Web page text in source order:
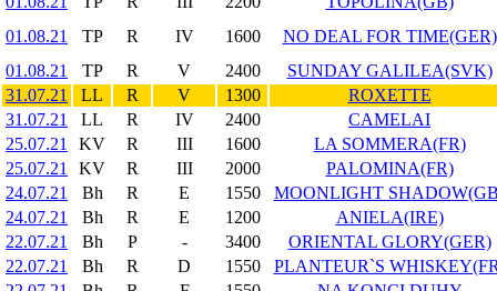
01.08.21
TP R IV 1600
NO DEAL FOR TIME(GER)
01.08.21
TP R V 2400
SUNDAY GALILEA(SVK)
31.07.21
LL R V 1300
ROXETTE
31.07.21
LL R IV 2400
CAMELAI
25.07.21
KV R III 1600
LA SOMMERA(FR)
25.07.21
KV R III 2000
PALOMINA(FR)
24.07.21
Bh R E 1550
MOONLIGHT
24.07.21
Bh R E 1200
ANIELA(IRE)
22.07.21
Bh P - 3400
ORIENTAL GLORY(GER)
22.07.21
Bh R D 1550
PLANTEUR`S